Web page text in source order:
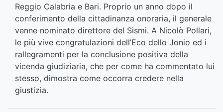
Reggio Calabria e Bari. Proprio un anno dopo il
conferimento della cittadinanza onoraria, il generale
venne nominato direttore del Sismi. A Nicolò Pollari,
le più vive congratulazioni dell’Eco dello Jonio ed i
rallegramenti per la conclusione positiva della
vicenda giudiziaria, che per come ha commentato lui
stesso, dimostra come occorra credere nella
giustizia.